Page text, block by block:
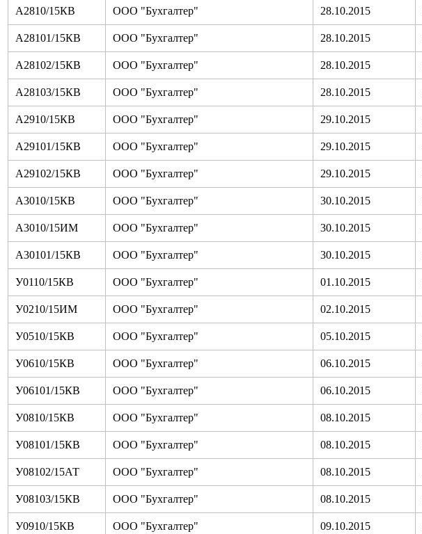
А2810/15КВ ООО "Бухгалтер" 28.10.2015
А28101/15КВ ООО "Бухгалтер" 28.10.2015
А28102/15КВ ООО "Бухгалтер" 28.10.2015
А28103/15КВ ООО "Бухгалтер" 28.10.2015
А2910/15КВ ООО "Бухгалтер" 29.10.2015
А29101/15КВ ООО "Бухгалтер" 29.10.2015
А29102/15КВ ООО "Бухгалтер" 29.10.2015
А3010/15КВ ООО "Бухгалтер" 30.10.2015
А3010/15ИМ ООО "Бухгалтер" 30.10.2015
А30101/15КВ ООО "Бухгалтер" 30.10.2015
У0110/15КВ ООО "Бухгалтер" 01.10.2015
У0210/15ИМ ООО "Бухгалтер" 02.10.2015
У0510/15КВ ООО "Бухгалтер" 05.10.2015
У0610/15КВ ООО "Бухгалтер" 06.10.2015
У06101/15КВ ООО "Бухгалтер" 06.10.2015
У0810/15КВ ООО "Бухгалтер" 08.10.2015
У08101/15КВ ООО "Бухгалтер" 08.10.2015
У08102/15АТ ООО "Бухгалтер" 08.10.2015
У08103/15КВ ООО "Бухгалтер" 08.10.2015
У0910/15КВ ООО "Бухгалтер" 09.10.2015